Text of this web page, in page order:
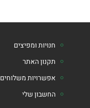
מאיר
ספרי
הרב
אברהם
חנויות ומפיצים
תקנון האתר
אפשרויות משלוחים
החשבון שלי